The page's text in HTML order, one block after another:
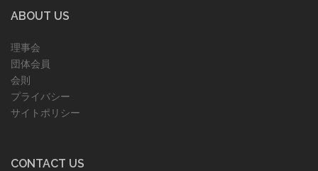
ABOUT US
理事会
団体会員
会則
プライバシー
サイトポリシー
CONTACT US